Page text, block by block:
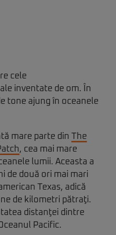
cele
inventate de om. În
tone ajung în oceanele
mare parte din The
, cea mai mare
lumii. Aceasta a
de două ori mai mari
Texas, adică
de kilometri pătraţi.
distanţei dintre
Pacific.